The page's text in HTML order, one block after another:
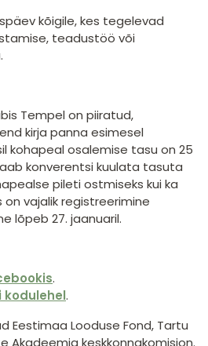
kõigile, kes tegelevad
teadustöö või
Tempel on piiratud,
kirja panna esimesel
kohapeal osalemise tasu on 25
konverentsi kuulata tasuta
pileti ostmiseks kui ka
vajalik registreerimine
lõpeb 27. jaanuaril.
.
kodulehel.
Eestimaa Looduse Fond, Tartu
Akadeemia keskkonnakomisjon.